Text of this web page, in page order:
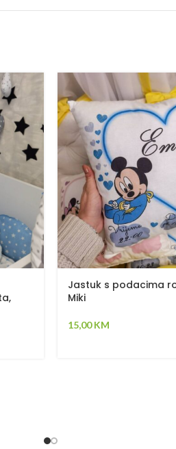
Jastuk s podacima
Miki
15,00KM